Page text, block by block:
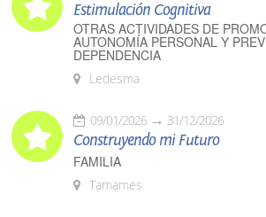
Estimulación Cognitiva
OTRAS ACTIVIDADES DE
AUTONOMÍA PERSONAL Y
DEPENDENCIA
Ledesma
09/01/2026 31/12/2026
Construyendo mi Futuro
FAMILIA
Tamames